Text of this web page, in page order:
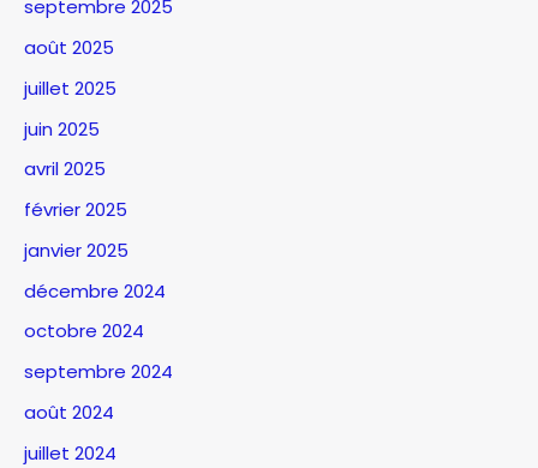
septembre 2025
août 2025
juillet 2025
juin 2025
avril 2025
février 2025
janvier 2025
décembre 2024
octobre 2024
septembre 2024
août 2024
juillet 2024